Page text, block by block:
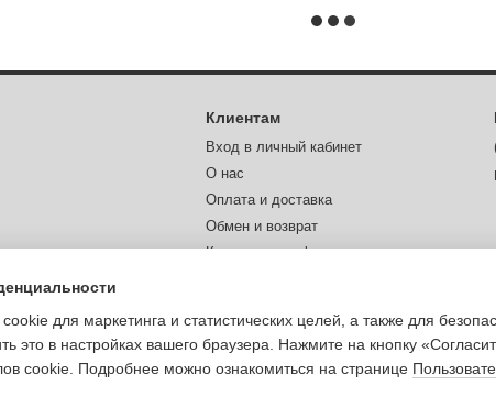
Клиентам
Вход в личный кабинет
О нас
Оплата и доставка
Обмен и возврат
Контактная информация
для маркетинга и статистических целей, а также для
это в настройках вашего браузера. Нажмите на кнопку
cookie. Подробнее можно ознакомиться на странице